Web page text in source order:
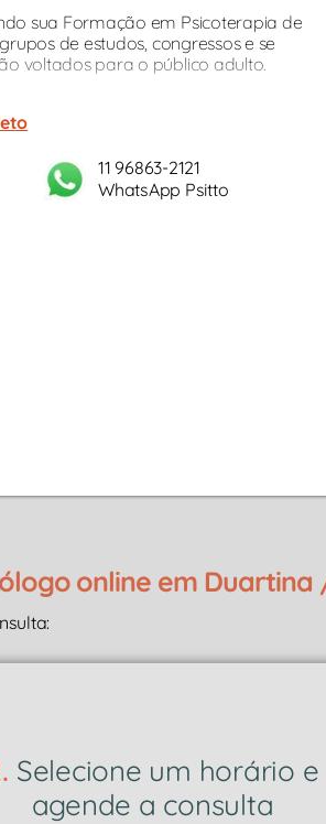
sua Formação em Psicoterapia de
de estudos, congressos e se
voltados para o público adulto.
11 96863-2121
WhatsApp Psitto
online em Duartina
Selecione um horário e
agende a consulta